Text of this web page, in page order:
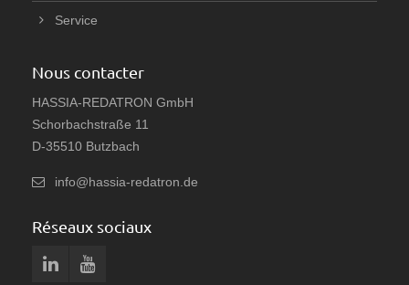
Service
Nous contacter
HASSIA-REDATRON GmbH
Schorbachstraße 11
D-35510 Butzbach
info@hassia-redatron.de
Réseaux sociaux